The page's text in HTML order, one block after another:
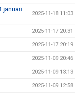
januari
2025-11-18 11:03
2025-11-17 20:31
2025-11-17 20:19
2025-11-09 20:46
2025-11-09 13:13
2025-11-09 12:58